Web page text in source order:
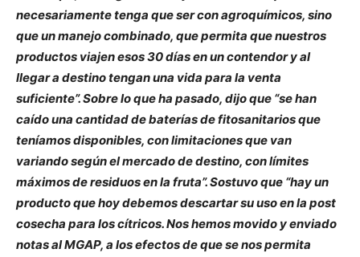
necesariamente tenga que ser con agroquímicos, sino
que un manejo combinado, que permita que nuestros
productos viajen esos 30 días en un contendor y al
llegar a destino tengan una vida para la venta
suficiente”. Sobre lo que ha pasado, dijo que “se han
caído una cantidad de baterías de fitosanitarios que
teníamos disponibles, con limitaciones que van
variando según el mercado de destino, con límites
máximos de residuos en la fruta”. Sostuvo que “hay un
producto que hoy debemos descartar su uso en la post
cosecha para los cítricos. Nos hemos movido y enviado
notas al MGAP, a los efectos de que se nos permita